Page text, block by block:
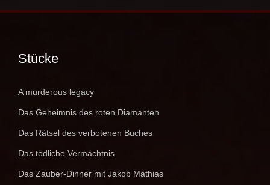
Stücke
A murderous legacy
Das Geheimnis des roten Diamanten
Das Rätsel des verbotenen Buches
Das tödliche Vermächtnis
Das Zauber-Dinner mit Jakob Mathias